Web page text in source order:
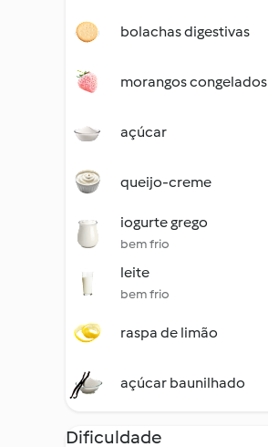
bolachas digestivas
morangos congelados
açúcar
queijo-creme
iogurte grego
bem frio
leite
bem frio
raspa de limão
açúcar baunilhado
Dificuldade